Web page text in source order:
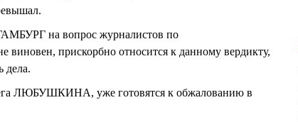
на вопрос журналистов по
виновен, прискорбно относится к данному вердикту,
дела.
ЛЮБУШКИНА, уже готовятся к обжалованию в